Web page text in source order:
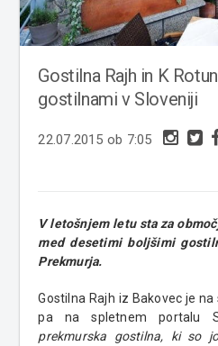
Gostilna Rajh in K
gostilnami v Sloveniji
22.07.2015 ob 7:05
V letošnjem letu sta za
med desetimi boljšimi
Prekmurja.
Gostilna Rajh iz Bakovec je
pa na spletnem portalu
prekmurska gostilna, ki so